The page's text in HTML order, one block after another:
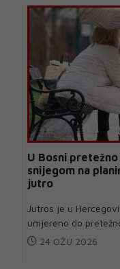
U Bosni
snijegom na
jutro
Jutros je u
umjereno do
24 OŽU 2026